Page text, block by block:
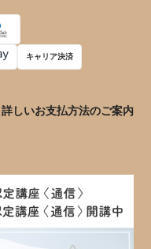
キャリア決済
詳しいお支払方法のご案内